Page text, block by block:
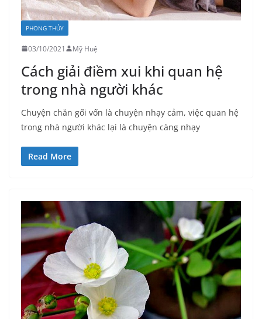
PHONG THỦY
03/10/2021 Mỹ Huệ
Cách giải điềm xui khi quan hệ
trong nhà người khác
Chuyện chăn gối vốn là chuyện nhạy cảm, việc quan hệ
trong nhà người khác lại là chuyện càng nhạy
Read More